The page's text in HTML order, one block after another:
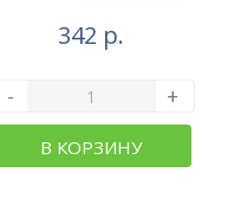
342 р.
- +
В КОРЗИНУ